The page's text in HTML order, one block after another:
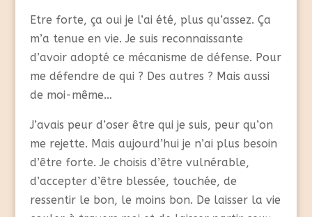
Etre forte, ça oui je l’ai été, plus qu’assez. Ça
m’a tenue en vie. Je suis reconnaissante
d’avoir adopté ce mécanisme de défense. Pour
me défendre de qui ? Des autres ? Mais aussi
de moi-même…
J’avais peur d’oser être qui je suis, peur qu’on
me rejette. Mais aujourd’hui je n’ai plus besoin
d’être forte. Je choisis d’être vulnérable,
d’accepter d’être blessée, touchée, de
ressentir le bon, le moins bon. De laisser la vie